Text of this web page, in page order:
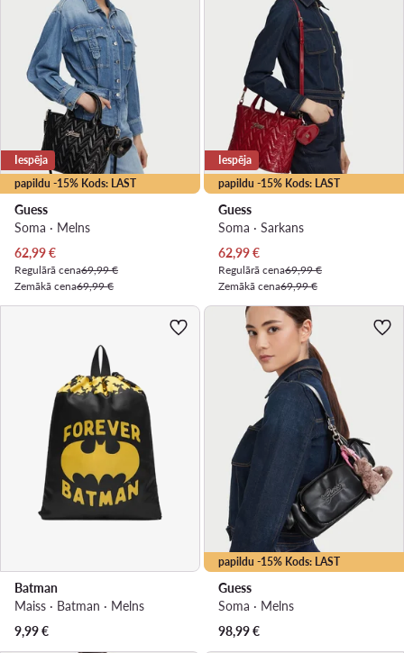
papildu -15% Kods: LAST
Iespēja
Guess
Soma · Melns
Pašreizējā cena
62,99€
Regulārā cena69,99 €
Zemākā cena69,99 €
papildu -15% Kods: LAST
Iespēja
Guess
Soma · Sarkans
Pašreizējā cena
62,99€
Regulārā cena69,99 €
Zemākā cena69,99 €
Batman
Maiss · Batman · Melns
9,99€
papildu -15% Kods: LAST
Guess
Soma · Melns
98,99€